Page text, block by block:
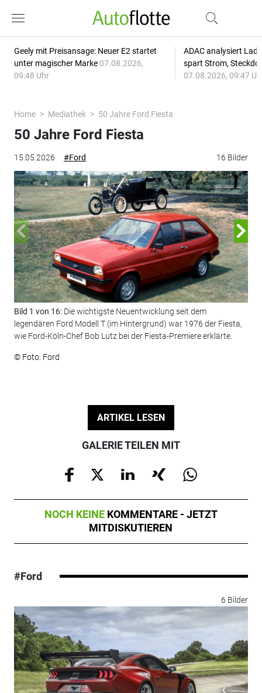
Geely mit Preisansage: Neuer E2 startet
unter magischer Marke 07.08.2026,
09:48 Uhr
ADAC analysiert
spart Strom,
07.08.2026, 09:47
Home Mediathek 50 Jahre Ford Fiesta
15.05.2026 #Ford 16 Bilder
50 Jahre Ford Fiesta
Bild 1 von 16: Die wichtigste Neuentwicklung seit dem
legendären Ford Modell T (im Hintergrund) war 1976 der Fiesta,
wie Ford-Köln-Chef Bob Lutz bei der Fiesta-Premiere erklärte.
© Foto: Ford
ARTIKEL LESEN
GALERIE TEILEN MIT
NOCH KEINE KOMMENTARE - JETZT
MITDISKUTIEREN
#Ford
6 Bilder